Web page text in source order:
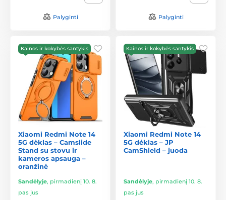
Palyginti Palyginti
Kainos ir kokybės santykis
Xiaomi Redmi Note 14
5G dėklas – Camslide
Stand su stovu ir
kameros apsauga –
oranžinė
Sandėlyje, pirmadienį 10. 8.
pas jus
Kainos ir kokybės santykis
Xiaomi Redmi Note 14
5G dėklas – JP
CamShield – juoda
Sandėlyje, pirmadienį 10. 8.
pas jus